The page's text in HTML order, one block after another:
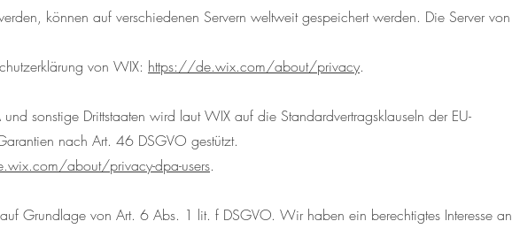
können auf verschiedenen Servern weltweit gespeichert werden. Die Server von
von WIX: https://de.wix.com/about/privacy.
sonstige Drittstaaten wird laut WIX auf die Standardvertragsklauseln der EU-
nach Art. 46 DSGVO gestützt.
about/privacy-dpa-users.
Grundlage von Art. 6 Abs. 1 lit. f DSGVO. Wir haben ein berechtigtes Interesse an